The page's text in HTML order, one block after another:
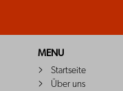
MENU
Startseite
Über uns